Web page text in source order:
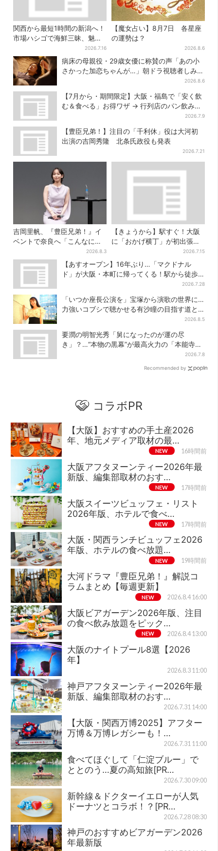
関西から最短1時間の新潟へ！
市場ハシゴで海鮮三昧、魅惑
の日本酒、発酵グルメも2026.7.16
【魔女占い】8月7日 各星座
の運勢は？
2026.8.6
病床の母親役・29歳女優に称賛の声「あの小
さかった加恋ちゃんが…」朝ドラ視聴者しみじ
2026.8.6
【7月から・期間限定】大阪・福島で「安く飲
む＆食べる」お得ワザ → 行列店のパン飲みセ
2026.7.9
【豊臣兄弟！】注目の「千利休」役は大河初
出演の吉岡秀隆 北条氏政役も発表
2026.7.21
吉岡里帆、『豊臣兄弟！』イ
ベントで奈良へ「こんなに楽
しんでもらえてうれしい」2026.8.3
【きょうから】駅すぐ！大阪
に「おかげ横丁」が初出張、
現地グルメに初日から行列…
お目当ては？
2026.7.15
【あすオープン】16年ぶり…「マクドナル
ド」が大阪・本町に帰ってくる！駅から徒歩1
2026.7.28
「いつか座長公演を」宝塚から演歌の世界に…
力強いコブシで聴かせる有沙瞳の目指す道と
2026.8.5
要潤の明智光秀「舅になったのが運の尽
き」？…“本物の黒幕”が最高火力の「本能寺」
2026.7.8
Recommended by
コラボPR
【大阪】おすすめの手土産2026
年、地元メディア取材の最…
NEW 16時間前
大阪アフタヌーンティー2026年最
新版、編集部取材のおす…
NEW 17時間前
大阪スイーツビュッフェ・リスト
2026年版、ホテルで食べ…
NEW 17時間前
大阪・関西ランチビュッフェ2026
年版、ホテルの食べ放題…
NEW 19時間前
大河ドラマ『豊臣兄弟！』解説コ
ラムまとめ【毎週更新】
NEW 2026.8.4 16:00
大阪ビアガーデン2026年版、注目
の食べ飲み放題をピック…
NEW 2026.8.4 13:00
大阪のナイトプール8選【2026
年】
2026.8.3 11:00
神戸アフタヌーンティー2026年最
新版、編集部取材のおす…
2026.7.31 14:00
【大阪・関西万博2025】アフター
万博＆万博レガシーも！…
2026.7.31 11:00
食べてほぐして「仁淀ブルー」で
ととのう…夏の高知旅[PR…
2026.7.30 09:00
新幹線＆ドクターイエローが人気
ドーナツとコラボ！？[PR…
2026.7.28 08:30
神戸のおすすめビアガーデン2026
年最新版